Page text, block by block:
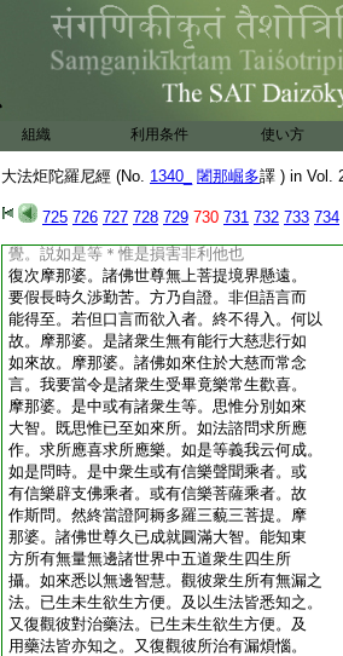
組織 利用条件 使い方
大法炬陀羅尼經 (No. 1340_ 闍那崛多譯 ) in Vol.
725 726 727 728 729 730 731 732 733 734
切蟲獸 4 鳴叫。如是等事皆由成就彼呪術故」
復次摩那婆。更有一呪名曰隱藏。若有受持
滿七日已。乃至他人内心智業皆悉能知。摩
那婆。此等但是爲世間故。方便示現而言知
彼言説音聲。云何能成一切通也。摩那婆。世
間呪術於佛法中不得爲善。如來正教無如是
等。無智愚人持呪之處。既不顯明亦不開許。
如來有時亦生隨喜。雖或隨喜亦不應行。摩
那婆。如來世尊既不許此何事須行。上名意
言。世尊。世間之人尚不應行。何況世尊諸弟
覺。説如是等＊惟是損害非利他也
復次摩那婆。諸佛世尊無上菩提境界懸遠。
要假長時久渉勤苦。方乃自證。非但語言而
能得至。若但口言而欲入者。終不得入。何以
故。摩那婆。是諸衆生無有能行大慈悲行如
如來故。摩那婆。諸佛如來住於大慈而常念
言。我要當令是諸衆生受畢竟樂常生歡喜。
摩那婆。是中或有諸衆生等。思惟分別如來
大智。既思惟已至如來所。如法諮問求所應
作。求所應喜求所應樂。如是等義我云何成。
如是問時。是中衆生或有信樂聲聞乘者。或
有信樂辟支佛乘者。或有信樂菩薩乘者。故
作斯問。然終當證阿耨多羅三藐三菩提。摩
那婆。諸佛世尊久已成就圓滿大智。能知東
方所有無量無邊諸世界中五道衆生四生所
攝。如來悉以無邊智慧。觀彼衆生所有無漏之
法。已生未生欲生方便。及以生法皆悉知之。
又復觀彼對治藥法。已生未生欲生方便。及
用藥法皆亦知之。又復觀彼所治有漏煩惱。